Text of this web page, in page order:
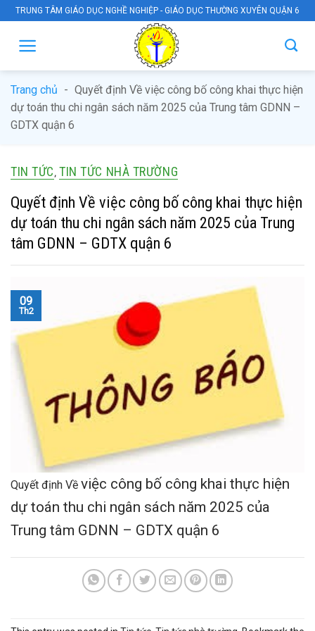
Skip
to
content
TRUNG TÂM GIÁO DỤC NGHỀ NGHIỆP - GIÁO DỤC THƯỜNG XUYÊN QUẬN 6
Trang chủ - Quyết định Về việc công bố công khai thực hiện
dự toán thu chi ngân sách năm 2025 của Trung tâm GDNN –
GDTX quận 6
TIN TỨC , TIN TỨC NHÀ TRƯỜNG
Quyết định Về việc công bố công khai thực hiện
dự toán thu chi ngân sách năm 2025 của Trung
tâm GDNN – GDTX quận 6
09
Th2
Quyết định Về việc công bố công khai thực hiện
dự toán thu chi ngân sách năm 2025 của
Trung tâm GDNN – GDTX quận 6